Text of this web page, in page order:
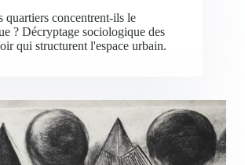
quartiers concentrent-ils le
? Décryptage sociologique des
qui structurent l'espace urbain.